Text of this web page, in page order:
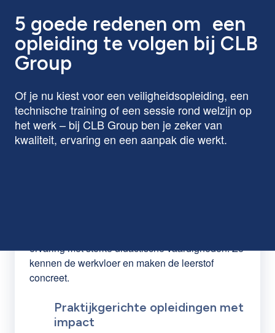
5 goede redenen om een
opleiding te volgen bij CLB
Group
Of je nu kiest voor een veiligheidsopleiding, een
technische training of een sessie rond welzijn op
het werk – bij CLB Group ben je zeker van
kwaliteit, ervaring en een aanpak die werkt.
ervaring met sterke didactische vaardigheden. Ze
kennen de werkvloer en maken de leerstof
concreet.
Praktijkgerichte opleidingen met
impact